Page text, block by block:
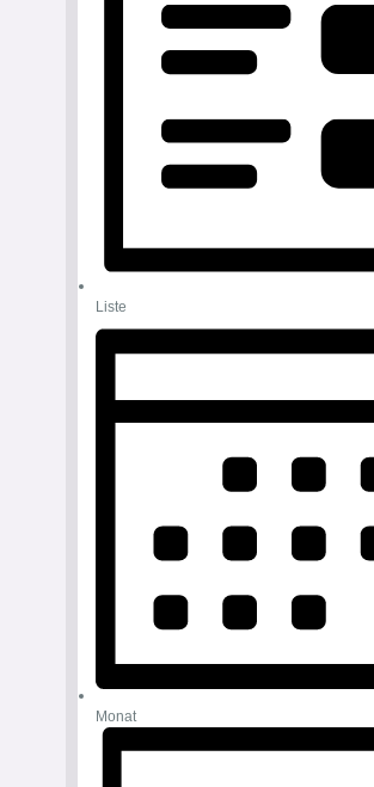
Liste
Monat